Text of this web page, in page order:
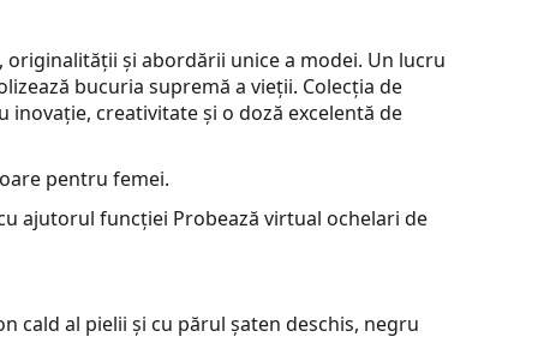
și abordării unice a modei. Un lucru
bucuria supremă a vieții. Colecția de
creativitate și o doză excelentă de
pentru femei.
ajutorul funcției Probează virtual ochelari de
cald al pielii și cu părul șaten deschis, negru